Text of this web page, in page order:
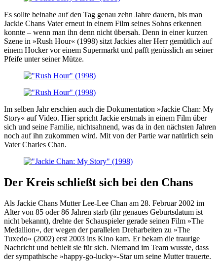
Es sollte beinahe auf den Tag genau zehn Jahre dauern, bis man
Jackie Chans Vater erneut in einem Film seines Sohns erkennen
konnte – wenn man ihn denn nicht übersah. Denn in einer kurzen
Szene in »Rush Hour« (1998) sitzt Jackies alter Herr gemütlich auf
einem Hocker vor einem Supermarkt und pafft genüsslich an seiner
Pfeife unter seiner Mütze.
Im selben Jahr erschien auch die Dokumentation »Jackie Chan: My
Story« auf Video. Hier spricht Jackie erstmals in einem Film über
sich und seine Familie, nichtsahnend, was da in den nächsten Jahren
noch auf ihn zukommen wird. Mit von der Partie war natürlich sein
Vater Charles Chan.
Der Kreis schließt sich bei den Chans
Als Jackie Chans Mutter Lee-Lee Chan am 28. Februar 2002 im
Alter von 85 oder 86 Jahren starb (ihr genaues Geburtsdatum ist
nicht bekannt), drehte der Schauspieler gerade seinen Film »The
Medallion«, der wegen der parallelen Dreharbeiten zu »The
Tuxedo« (2002) erst 2003 ins Kino kam. Er bekam die traurige
Nachricht und behielt sie für sich. Niemand im Team wusste, dass
der sympathische »happy-go-lucky«-Star um seine Mutter trauerte.